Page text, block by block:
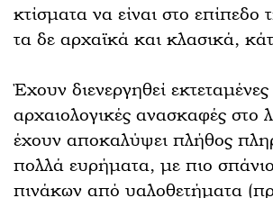
κτίσματα να είναι στο επίπεδο
τα δε αρχαϊκά και κλασικά,
Έχουν διενεργηθεί εκτεταμένες
αρχαιολογικές ανασκαφές στο
έχουν αποκαλύψει πλήθος
πολλά ευρήματα, με πιο
πινάκων από υαλοθετήματα